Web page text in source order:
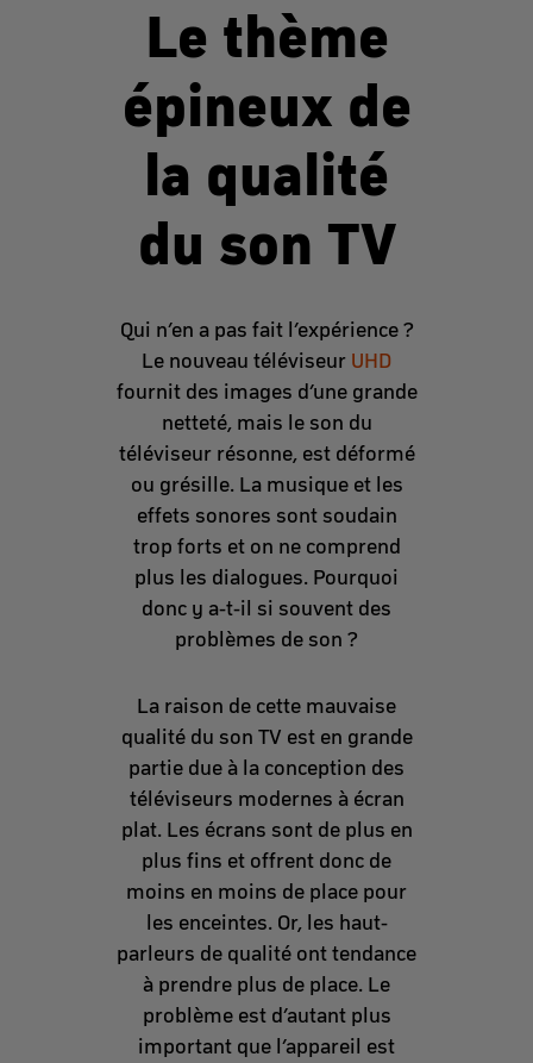
Le thème
épineux de
la qualité
du son TV
Qui n’en a pas fait l’expérience ?
Le nouveau téléviseur UHD
fournit des images d’une grande
netteté, mais le son du
téléviseur résonne, est déformé
ou grésille. La musique et les
effets sonores sont soudain
trop forts et on ne comprend
plus les dialogues. Pourquoi
donc y a-t-il si souvent des
problèmes de son ?
La raison de cette mauvaise
qualité du son TV est en grande
partie due à la conception des
téléviseurs modernes à écran
plat. Les écrans sont de plus en
plus fins et offrent donc de
moins en moins de place pour
les enceintes. Or, les haut-
parleurs de qualité ont tendance
à prendre plus de place. Le
problème est d’autant plus
important que l’appareil est